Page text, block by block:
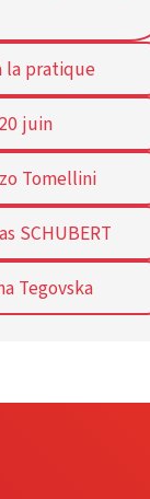
la pratique
juin
Tomellini
SCHUBERT
Tegovska